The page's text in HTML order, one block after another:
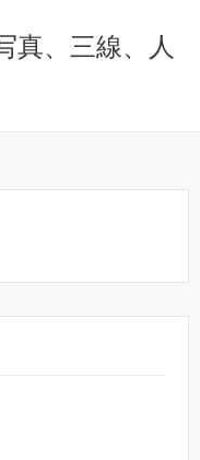
真、三線、人